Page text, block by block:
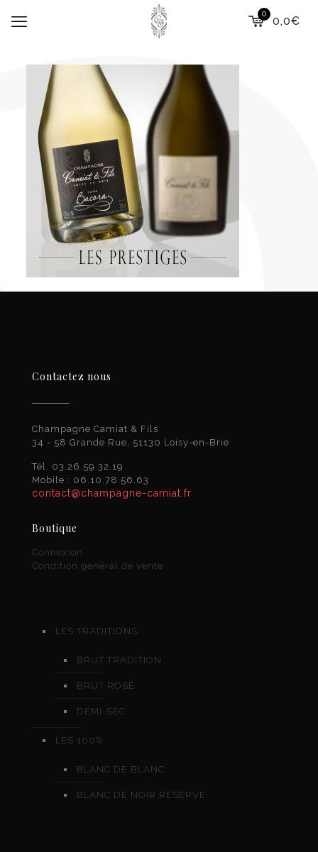
0
0,0€
Contactez nous
Champagne Camiat & Fils
34 - 58 Grande Rue, 51130 Loisy-en-Brie
Tél. 03.26.59.32.19
Mobile : 06.10.78.56.63
contact@champagne-camiat.fr
Boutique
Connexion
Condition général de vente
LES TRADITIONS
BRUT TRADITION
BRUT ROSÉ
DEMI-SEC
LES 100%
BLANC DE BLANC
BLANC DE NOIR RÉSERVE